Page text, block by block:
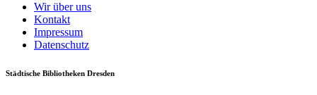
Wir über uns
Kontakt
Impressum
Datenschutz
Städtische Bibliotheken Dresden